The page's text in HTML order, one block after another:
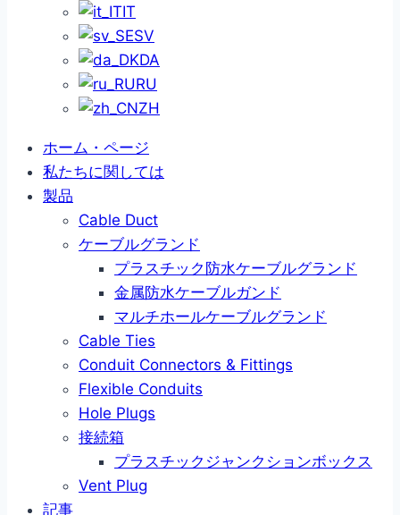
IT
SV
DA
RU
ZH
ホーム・ページ
私たちに関しては
製品
Cable Duct
ケーブルグランド
プラスチック防水ケーブルグランド
金属防水ケーブルガンド
マルチホールケーブルグランド
Cable Ties
Conduit Connectors & Fittings
Flexible Conduits
Hole Plugs
接続箱
プラスチックジャンクションボックス
Vent Plug
記事